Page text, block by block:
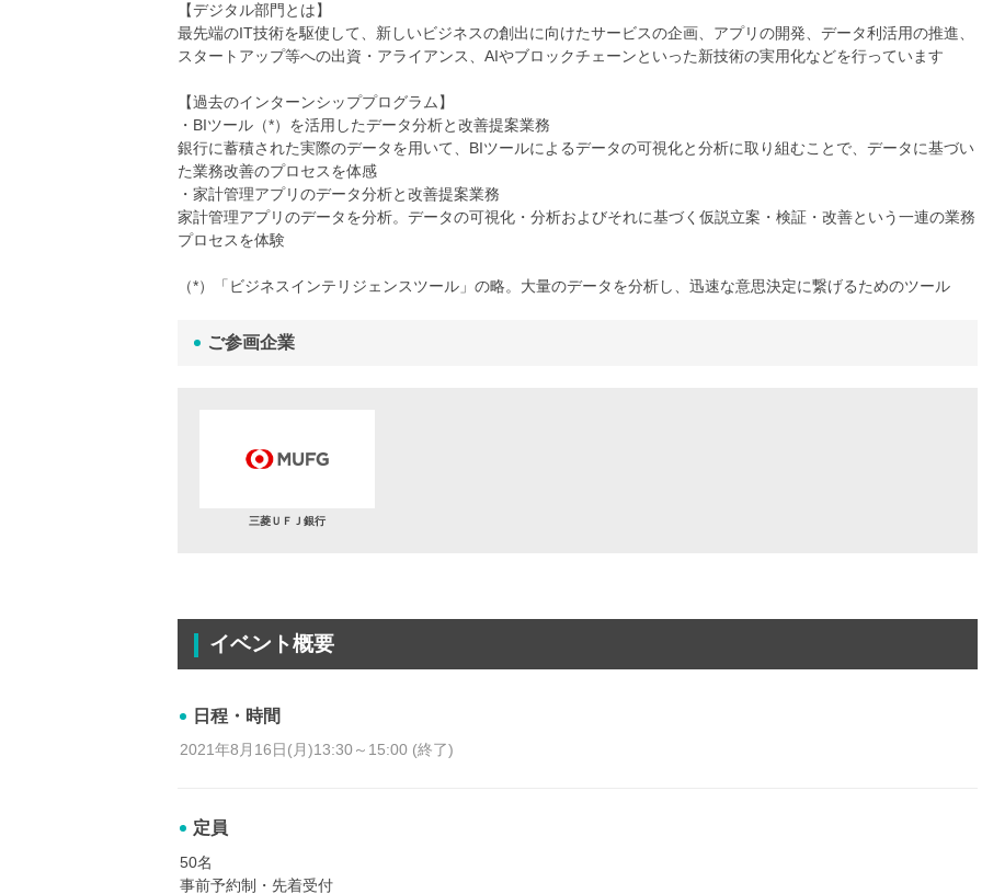
【デジタル部門とは】
最先端のIT技術を駆使して、新しいビジネスの創出に向けたサービスの企画、アプリの開発、データ利活用の推進、
スタートアップ等への出資・アライアンス、AIやブロックチェーンといった新技術の実用化などを行っています
【過去のインターンシッププログラム】
・BIツール（*）を活用したデータ分析と改善提案業務
銀行に蓄積された実際のデータを用いて、BIツールによるデータの可視化と分析に取り組むことで、データに基づい
た業務改善のプロセスを体感
・家計管理アプリのデータ分析と改善提案業務
家計管理アプリのデータを分析。データの可視化・分析およびそれに基づく仮説立案・検証・改善という一連の業務
プロセスを体験
（*）「ビジネスインテリジェンスツール」の略。大量のデータを分析し、迅速な意思決定に繋げるためのツール
ご参画企業
三菱ＵＦＪ銀行
イベント概要
日程・時間
2021年8月16日(月)13:30～15:00 (終了)
定員
50名
事前予約制・先着受付